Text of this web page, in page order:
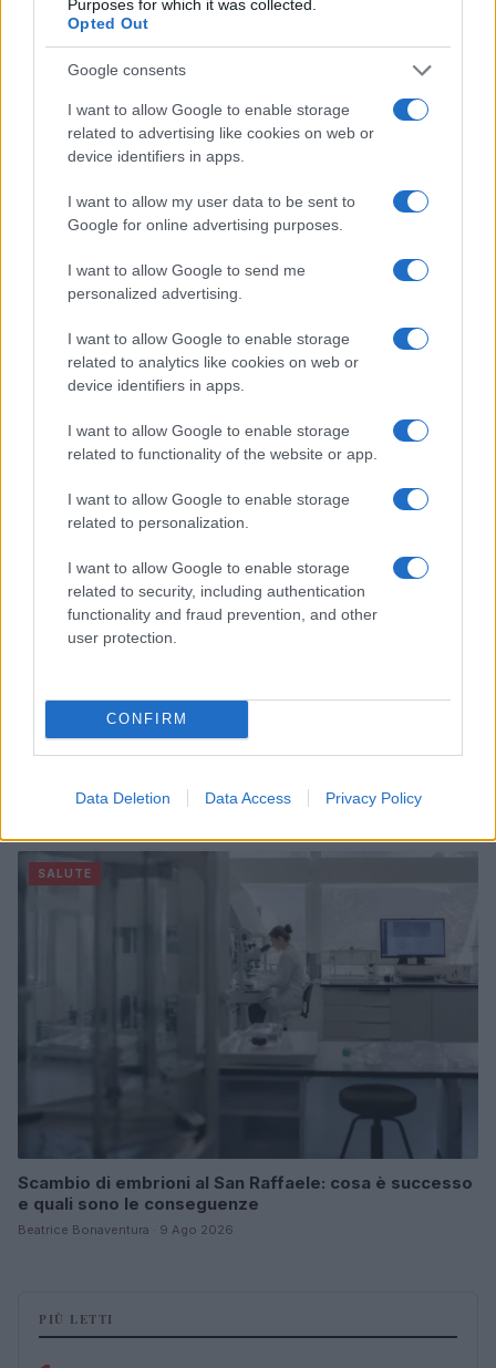
Purposes for which it was collected.
Opted Out
Google consents
I want to allow Google to enable storage
related to advertising like cookies on web or
device identifiers in apps.
I want to allow my user data to be sent to
Google for online advertising purposes.
I want to allow Google to send me
personalized advertising.
I want to allow Google to enable storage
related to analytics like cookies on web or
device identifiers in apps.
I want to allow Google to enable storage
related to functionality of the website or app.
I want to allow Google to enable storage
related to personalization.
I want to allow Google to enable storage
related to security, including authentication
functionality and fraud prevention, and other
user protection.
CONFIRM
Data Deletion Data Access Privacy Policy
Continua a leggere
LIFESTYLE
Guida step-by-step per un’immagine pubblica
credibile e glam
vitamine B
SALUTE
Scambio di embrioni al San Raffaele: cosa è successo
e quali sono le conseguenze
Beatrice Bonaventura · 9 Ago 2026
PIÙ LETTI